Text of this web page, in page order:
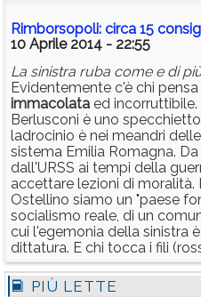
Rimborsopoli: circa 15
10 Aprile 2014 - 22:55
La sinistra ruba come e di
Evidentemente c'è chi
immacolata ed
Berlusconi è uno
ladrocinio è nei meandri
sistema Emilia Romagna.
dall'URSS ai tempi della
accettare lezioni di
Ostellino siamo un "paese
socialismo reale, di un
cui l'egemonia della sinistra
dittatura. E chi tocca i fili
PIÙ LETTE